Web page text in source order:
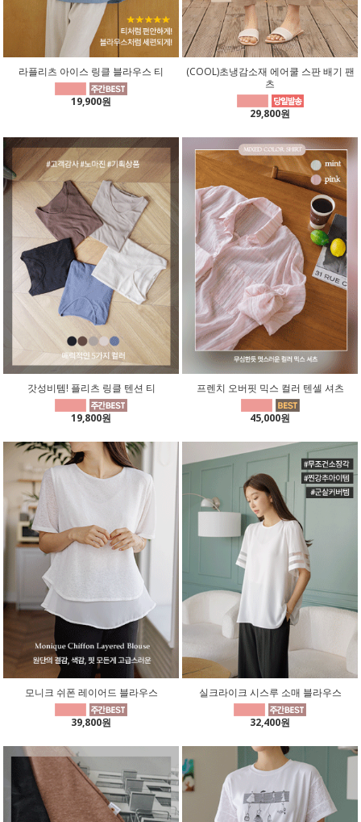
라플리츠 아이스 링클 블라우스 티
19,900원
(COOL)초냉감소재 에어쿨 스판 배기 팬
츠
29,800원
갓성비템! 플리츠 링클 텐션 티
19,800원
프렌치 오버핏 믹스 컬러 텐셀 셔츠
45,000원
모니크 쉬폰 레이어드 블라우스
39,800원
실크라이크 시스루 소매 블라우스
32,400원